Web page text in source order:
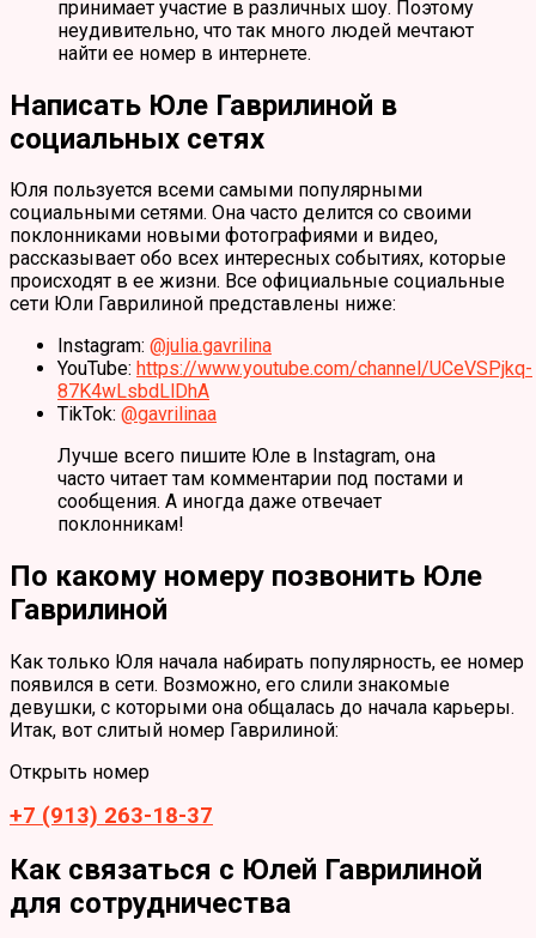
принимает участие в различных шоу. Поэтому
неудивительно, что так много людей мечтают
найти ее номер в интернете.
Написать Юле Гаврилиной в
социальных сетях
Юля пользуется всеми самыми популярными
социальными сетями. Она часто делится со своими
поклонниками новыми фотографиями и видео,
рассказывает обо всех интересных событиях, которые
происходят в ее жизни. Все официальные социальные
сети Юли Гаврилиной представлены ниже:
Instagram: @julia.gavrilina
YouTube: https://www.youtube.com/channel/UCeVSPjkq-
87K4wLsbdLlDhA
TikTok: @gavrilinaa
Лучше всего пишите Юле в Instagram, она
часто читает там комментарии под постами и
сообщения. А иногда даже отвечает
поклонникам!
По какому номеру позвонить Юле
Гаврилиной
Как только Юля начала набирать популярность, ее номер
появился в сети. Возможно, его слили знакомые
девушки, с которыми она общалась до начала карьеры.
Итак, вот слитый номер Гаврилиной:
Открыть номер
+7 (913) 263-18-37
Как связаться с Юлей Гаврилиной
для сотрудничества